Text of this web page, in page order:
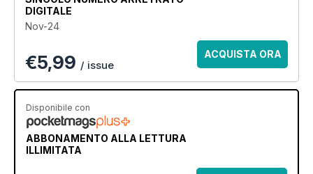
DIGITALE
Nov-24
€5,99 / issue
ACQUISTA ORA
Disponibile con
ABBONAMENTO ALLA LETTURA
ILLIMITATA